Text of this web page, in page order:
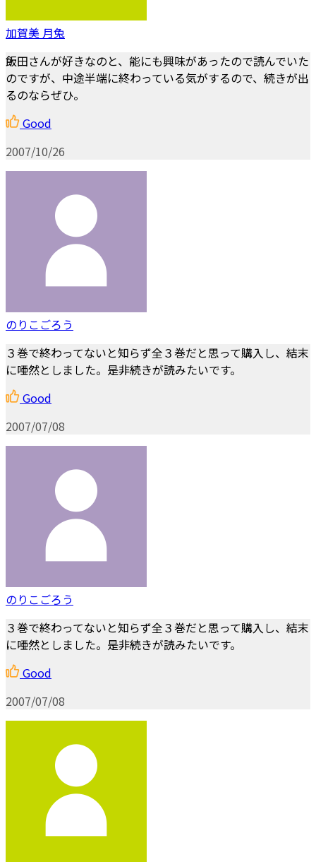
加賀美 月兔
飯田さんが好きなのと、能にも興味があったので読んでいた
のですが、中途半端に終わっている気がするので、続きが出
るのならぜひ。
Good
2007/10/26
のりこごろう
３巻で終わってないと知らず全３巻だと思って購入し、結末
に唖然としました。是非続きが読みたいです。
Good
2007/07/08
のりこごろう
３巻で終わってないと知らず全３巻だと思って購入し、結末
に唖然としました。是非続きが読みたいです。
Good
2007/07/08